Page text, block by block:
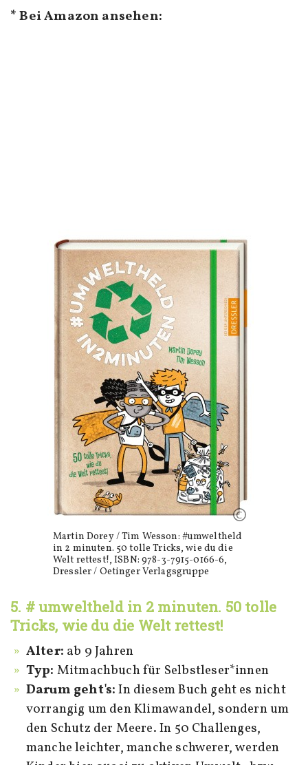
* Bei Amazon ansehen:
Martin Dorey / Tim Wesson: #umweltheld
in 2 minuten. 50 tolle Tricks, wie du die
Welt rettest!, ISBN: 978-3-7915-0166-6,
Dressler / Oetinger Verlagsgruppe
5. # umweltheld in 2 minuten. 50 tolle
Tricks, wie du die Welt rettest!
Alter: ab 9 Jahren
Typ: Mitmachbuch für Selbstleser*innen
Darum geht's:In diesem Buch geht es nicht
vorrangig um den Klimawandel, sondern um
den Schutz der Meere. In 50 Challenges,
manche leichter, manche schwerer, werden